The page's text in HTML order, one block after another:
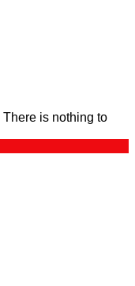
There is nothing to